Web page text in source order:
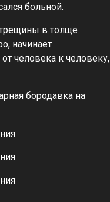
больной.
в толще
начинает
человека к человеку,
бородавка на